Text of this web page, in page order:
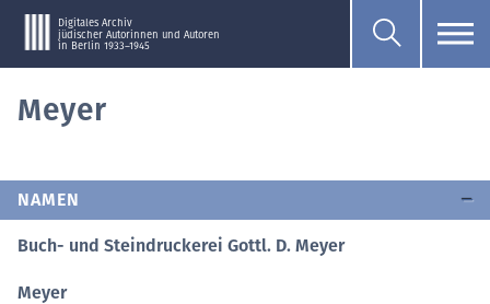
Digitales Archiv
jüdischer Autorinnen und Autoren
in Berlin 1933–1945
Meyer
NAMEN
Buch- und Steindruckerei Gottl. D. Meyer
Meyer